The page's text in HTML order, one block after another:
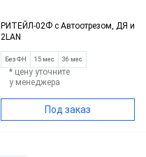
РИТЕЙЛ-02Ф c Автоотрезом, ДЯ и
2LAN
Без ФН 15 мес 36 мес
* цену уточните
у менеджера
Под заказ